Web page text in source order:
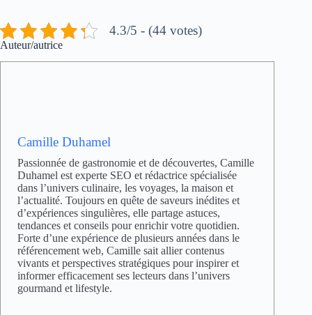
4.3/5 - (44 votes)
Auteur/autrice
Camille Duhamel
Passionnée de gastronomie et de découvertes, Camille
Duhamel est experte SEO et rédactrice spécialisée
dans l’univers culinaire, les voyages, la maison et
l’actualité. Toujours en quête de saveurs inédites et
d’expériences singulières, elle partage astuces,
tendances et conseils pour enrichir votre quotidien.
Forte d’une expérience de plusieurs années dans le
référencement web, Camille sait allier contenus
vivants et perspectives stratégiques pour inspirer et
informer efficacement ses lecteurs dans l’univers
gourmand et lifestyle.